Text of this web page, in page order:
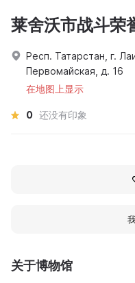
关于博物馆
莱舍沃市战斗荣
Респ. Татарстан, г.
Первомайская, д. 16
在地图上显示
0 还没有印象